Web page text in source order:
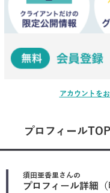
アカウントを
プロフィールTOP
須田亜香里さんの
プロフィール詳細（